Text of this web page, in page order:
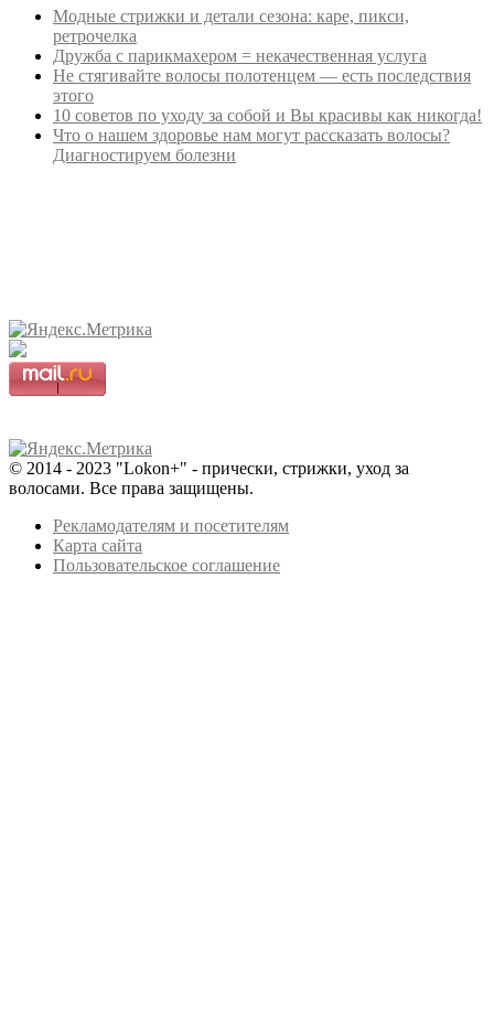
Модные стрижки и детали сезона: каре, пикси,
ретрочелка
Дружба с парикмахером = некачественная услуга
Не стягивайте волосы полотенцем — есть последствия
этого
10 советов по уходу за собой и Вы красивы как никогда!
Что о нашем здоровье нам могут рассказать волосы?
Диагностируем болезни
© 2014 - 2023 "Lokon+" - прически, стрижки, уход за
волосами. Все права защищены.
Рекламодателям и посетителям
Карта сайта
Пользовательское соглашение